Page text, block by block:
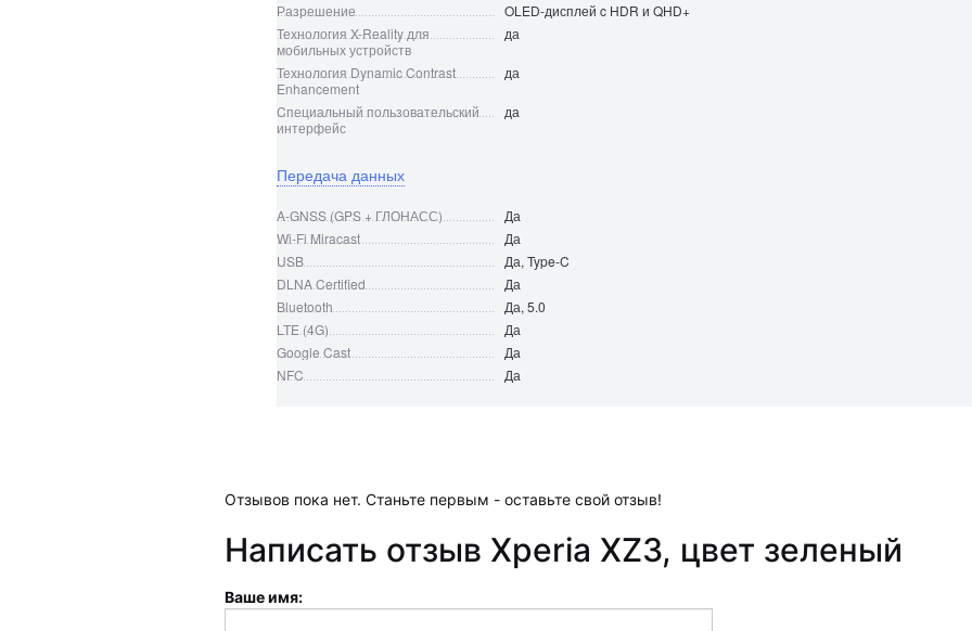
Разрешение
OLED-дисплей c HDR и QHD+
Технология X-Reality для
мобильных устройств
да
Технология Dynamic Contrast
Enhancement
да
Cпециальный пользовательский
интерфейс
да
Передача данных
A-GNSS (GPS + ГЛОНАСС)
Да
Wi-Fi Miracast
Да
USB
Да, Type-C
DLNA Certified
Да
Bluetooth
Да, 5.0
LTE (4G)
Да
Google Cast
Да
NFC
Да
Отзывов пока нет. Станьте первым - оставьте свой отзыв!
Написать отзыв Xperia XZ3, цвет зеленый
Ваше имя: